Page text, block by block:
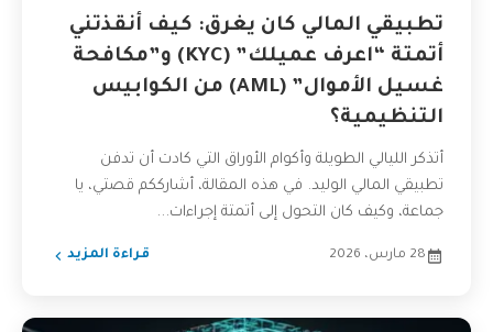
تطبيقي المالي كان يغرق: كيف أنقذتني
أتمتة “اعرف عميلك” (KYC) و”مكافحة
غسيل الأموال” (AML) من الكوابيس
التنظيمية؟
أتذكر الليالي الطويلة وأكوام الأوراق التي كادت أن تدفن
تطبيقي المالي الوليد. في هذه المقالة، أشارككم قصتي، يا
جماعة، وكيف كان التحول إلى أتمتة إجراءات...
28 مارس، 2026 قراءة المزيد